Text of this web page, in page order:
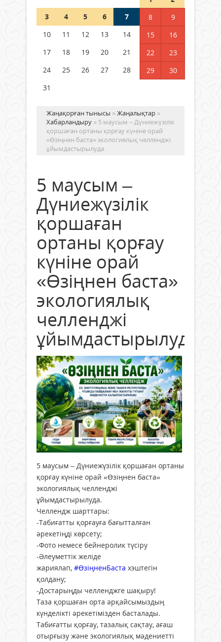
Германия аптап ыстыққа
бастады
04 тамыз 2026 ж.
3
4 5 6 7 8
9
10
11 12 13 14 15
16
17
18 19 20 21 22
23
24
25 26 27 28 29
30
31
Жаңақорған тынысы »Жаңалықтар »
Хабарландыру » 5 маусым – Дүниежүзілік
қоршаған ортаны қорғау күніне орай
«Өзіңнен баста» экологиялық челленджі
ұйымдастырылуда.
5 маусым –
Дүниежүзілік
қоршаған
ортаны қорғау
күніне орай
«Өзіңнен баста»
экологиялық
челленджі
ұйымдастырылуда.
5 маусым – Дүниежүзілік қоршаған ортаны
қорғау күніне орай «Өзіңнен баста»
экологиялық челленджі
ұйымдастырылуда.
Челлендж шарттары:
-Табиғатты қорғауға бағытталған
әрекетіңді көрсету;
-Фото немесе бейнеролик түсіру
-Әлеуметтік желіде
жариялап, #ӨзіңненБаста хэштегін
қолдану;
-Достарыңды челленджге шақыру!
Таза қоршаған орта әрқайсымыздың
күнделікті әрекетімізден басталады.
Табиғатты қорғау, тазалық сақтау, ағаш
отырғызу және экологиялық мәдениетті